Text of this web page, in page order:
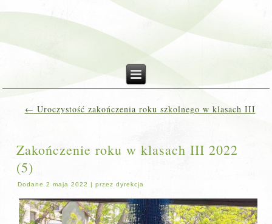
← Uroczystość zakończenia roku szkolnego w klasach III
Zakończenie roku w klasach III 2022
(5)
Dodane 2 maja 2022 |przez dyrekcja